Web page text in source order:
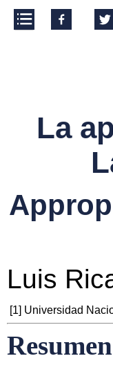
»
DIGITAL.
LA
La
Luis
[1] Universidad
Resumen